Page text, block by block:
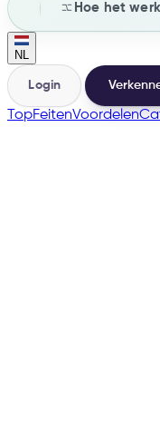
Hoe het
NL
Login
TopFeitenVoordelen